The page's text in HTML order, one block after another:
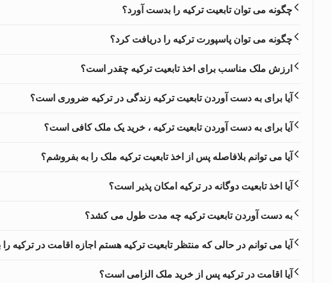
چگونه می توان تابعیت ترکیه را بدست آورد؟
چگونه می توان پاسپورت ترکیه را دریافت کرد؟
ارزش ملک مناسب برای اخذ تابعیت ترکیه چقدر است؟
آیا برای به دست آوردن تابعیت ترکیه زندگی در ترکیه ضروری است؟
آیا برای به دست آوردن تابعیت ترکیه ، خرید یک ملک کافی است؟
آیا می توانم بلافاصله پس از اخذ تابعیت ترکیه ملک را به بفروشم؟
آیا اخذ تابعیت دوگانه در ترکیه امکان پذیر است؟
به دست آوردن تابعیت ترکیه چه مدت طول می کشد؟
آیا می توانم در حالی که منتظر تابعیت ترکیه هستم اجازه اقامت در ترکیه
آیا اقامت در ترکیه پس از خرید ملک الزامی است؟